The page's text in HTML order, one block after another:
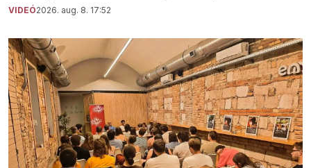
VIDEÓ2026. aug. 8. 17:52